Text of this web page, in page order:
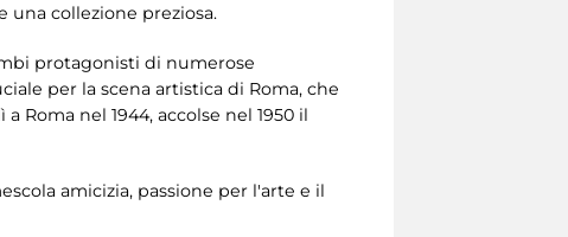
una collezione preziosa.
protagonisti di numerose
per la scena artistica di Roma, che
Roma nel 1944, accolse nel 1950 il
amicizia, passione per l'arte e il